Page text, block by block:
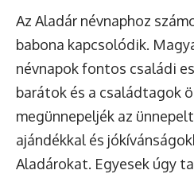
Az Aladár névnaphoz
babona kapcsolódik.
névnapok fontos családi
barátok és a családtagok
megünnepeljék az
ajándékkal és
Aladárokat. Egyesek úgy